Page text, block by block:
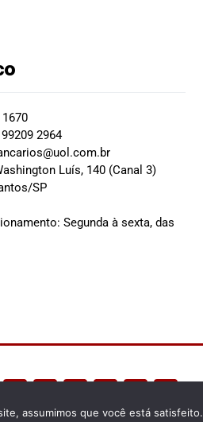
2964
Luís, 140 (Canal 3)
SP
Segunda à sexta, das
assumimos que você está satisfeito.